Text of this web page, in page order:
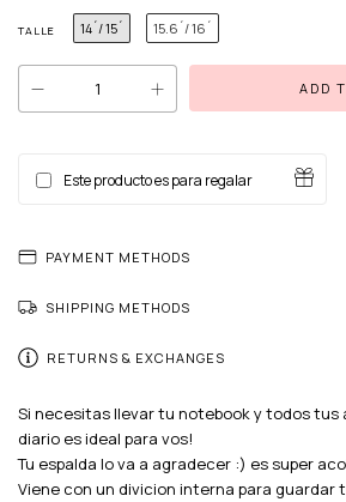
TALLE 14´/ 15´ 15.6´/ 16´
Este producto es para regalar
PAYMENT METHODS
SHIPPING METHODS
RETURNS & EXCHANGES
Si necesitas llevar tu notebook y todos tus
diario es ideal para vos!
Tu espalda lo va a agradecer :) es super
Viene con un divicion interna para guardar